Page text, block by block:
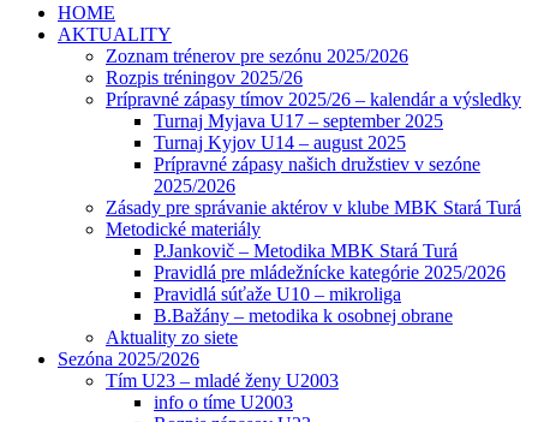
HOME
AKTUALITY
Zoznam trénerov pre sezónu 2025/2026
Rozpis tréningov 2025/26
Prípravné zápasy tímov 2025/26 – kalendár a výsledky
Turnaj Myjava U17 – september 2025
Turnaj Kyjov U14 – august 2025
Prípravné zápasy našich družstiev v sezóne
2025/2026
Zásady pre správanie aktérov v klube MBK Stará Turá
Metodické materiály
P.Jankovič – Metodika MBK Stará Turá
Pravidlá pre mládežnícke kategórie 2025/2026
Pravidlá súťaže U10 – mikroliga
B.Bažány – metodika k osobnej obrane
Aktuality zo siete
Sezóna 2025/2026
Tím U23 – mladé ženy U2003
info o tíme U2003